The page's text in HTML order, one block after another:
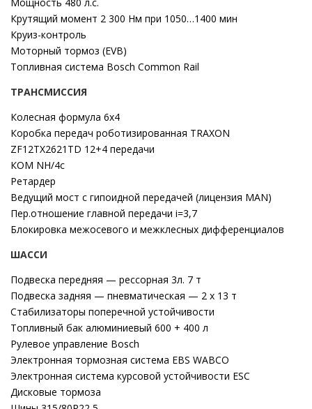
Крутящий момент 2 300 Нм при 1050…1400 мин
Круиз-контроль
Моторный тормоз (EVB)
Топливная система Bosch Common Rail
ТРАНСМИССИЯ
Колесная формула 6х4
Коробка передач роботизированная TRAXON
ZF12TX2621TD 12+4 передачи
КОМ NH/4с
Ретардер
Ведущий мост с гипоидной передачей (лицензия MAN)
Пер.отношение главной передачи i=3,7
Блокировка межосевого и межклесных дифференциалов
ШАССИ
Подвеска передняя — рессорная 3л. 7 т
Подвеска задняя — пневматическая — 2 x 13 т
Стабилизаторы поперечной устойчивости
Топливный бак алюминиевый 600 + 400 л
Рулевое управление Bosch
Электронная тормозная система EBS WABCO
Электронная система курсовой устойчивости ESC
Дисковые тормоза